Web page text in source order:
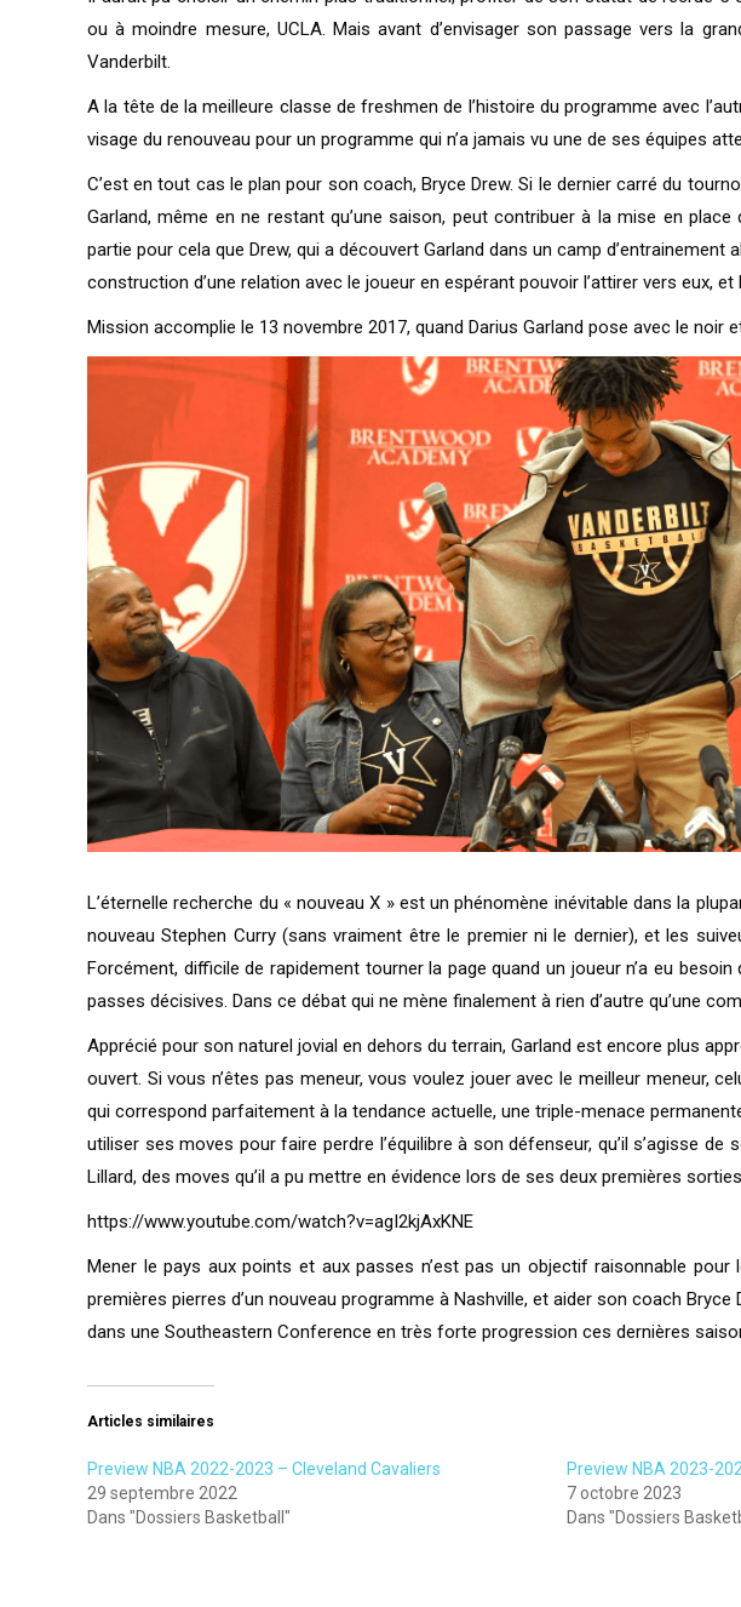
ou à moindre mesure, UCLA. Mais avant d’envisager son passage vers la
Vanderbilt.
A la tête de la meilleure classe de freshmen de l’histoire du programme avec
visage du renouveau pour un programme qui n’a jamais vu une de ses équipes
C’est en tout cas le plan pour son coach, Bryce Drew. Si le dernier carré du
Garland, même en ne restant qu’une saison, peut contribuer à la mise en
partie pour cela que Drew, qui a découvert Garland dans un camp
construction d’une relation avec le joueur en espérant pouvoir l’attirer vers eux, et
Mission accomplie le 13 novembre 2017, quand Darius Garland pose avec le noir
L’éternelle recherche du « nouveau X » est un phénomène inévitable dans la
nouveau Stephen Curry (sans vraiment être le premier ni le dernier), et les
Forcément, difficile de rapidement tourner la page quand un joueur n’a eu
passes décisives. Dans ce débat qui ne mène finalement à rien d’autre qu’une
Apprécié pour son naturel jovial en dehors du terrain, Garland est encore plus
ouvert. Si vous n’êtes pas meneur, vous voulez jouer avec le meilleur meneur,
qui correspond parfaitement à la tendance actuelle, une triple-menace
utiliser ses moves pour faire perdre l’équilibre à son défenseur, qu’il s’agisse
Lillard, des moves qu’il a pu mettre en évidence lors de ses deux premières
https://www.youtube.com/watch?v=agI2kjAxKNE
Mener le pays aux points et aux passes n’est pas un objectif raisonnable
premières pierres d’un nouveau programme à Nashville, et aider son coach
dans une Southeastern Conference en très forte progression ces dernières
Articles similaires
Preview NBA 2022-2023 – Cleveland Cavaliers
29 septembre 2022
Dans "Dossiers Basketball"
Preview NBA 2023-
7 octobre 2023
Dans "Dossiers